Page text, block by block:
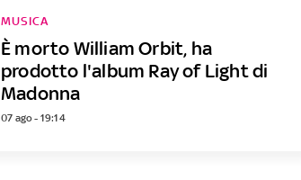
È morto William Orbit, ha
prodotto l'album Ray of Light di
Madonna
MUSICA
07 ago - 19:14